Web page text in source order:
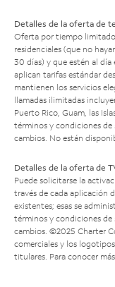
Detalles de la oferta de
Oferta por tiempo
residenciales (que no
30 días) y que estén al día
aplican tarifas estándar
mantienen los servicios
llamadas ilimitadas
Puerto Rico, Guam, las
términos y condiciones de
cambios. No están
Detalles de la oferta de
Puede solicitarse la
través de cada aplicación
existentes; esas se
términos y condiciones de
cambios. ©2025 Charter
comerciales y los
titulares. Para conocer